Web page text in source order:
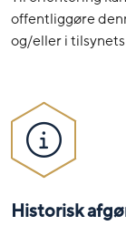
offentliggøre
og/eller i
Historisk